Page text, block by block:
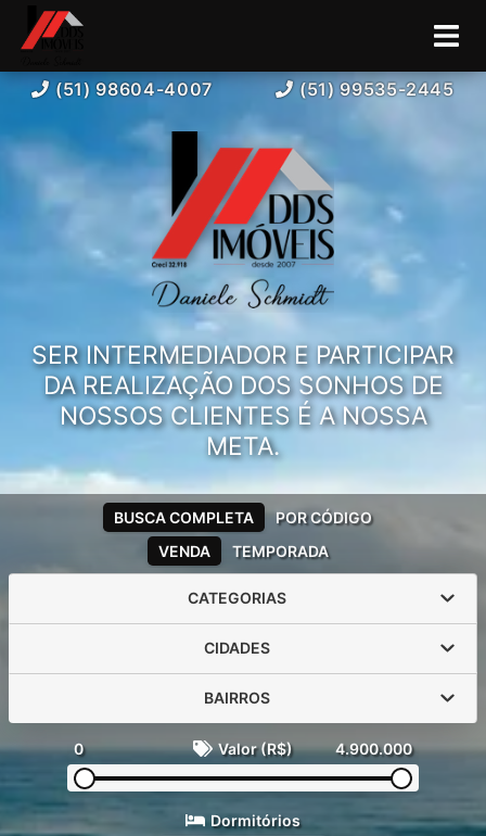
(51) 98604-4007 (51) 99535-2445
SER INTERMEDIADOR E PARTICIPAR
DA REALIZAÇÃO DOS SONHOS DE
NOSSOS CLIENTES É A NOSSA
META.
VENDA TEMPORADA
BUSCA COMPLETA POR CÓDIGO
CATEGORIAS
CIDADES
BAIRROS
0 Valor (R$) 4.900.000
Dormitórios